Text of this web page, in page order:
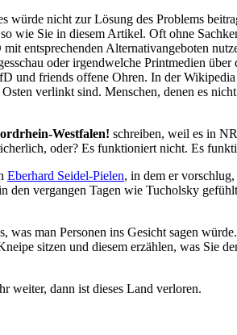
nicht zur Lösung des Pro­blems
wie Sie in die­sem Arti­kel. Oft ohne
ent­spre­chen­den Alter­na­tiv­an­ge­bo­ten
oder irgend­wel­che Print­me­di­en
und fri­ends offe­ne Ohren. In der
ver­linkt sind. Men­schen, denen es
West­fa­len! schrei­ben, weil es in
oder? Es funk­tio­niert nicht. Es
Eber­hard Sei­del-Pie­len, in dem er
ver­gan­gen Tagen wie Tuchol­sky
man Per­so­nen ins Gesicht sagen
sit­zen und die­sem erzäh­len, was Sie
wei­ter, dann ist die­ses Land verloren.